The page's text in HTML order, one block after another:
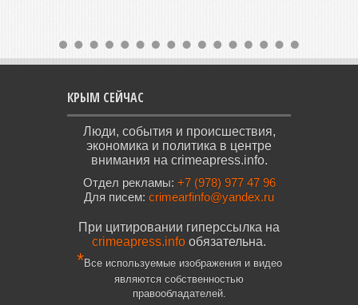
КРЫМ СЕЙЧАС
Люди, события и происшествия,
экономика и политика в центре
внимания на crimeapress.info.
Отдел рекламы: +7 (978) 977 47 96
Для писем: crimearfinfo@yandex.ru
При цитировании гиперссылка на
crimeapress.info обязательна.
*Все используемые изображения и видео
являются собственностью
правообладателей.